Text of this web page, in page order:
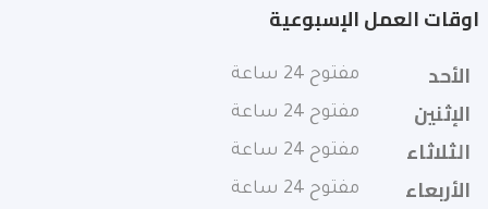
اوقات العمل الإسبوعية
الأحد
مفتوح 24 ساعة
الإثنين مفتوح 24 ساعة
الثلاثاء مفتوح 24 ساعة
الأربعاء مفتوح 24 ساعة